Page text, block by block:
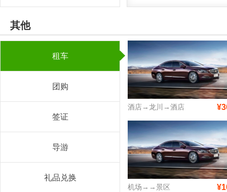
古迹
其他
租车
团购
签证
导游
礼品兑换
酒店→龙川→酒店
机场→→景区